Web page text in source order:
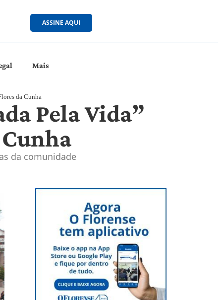
ASSINE AQUI
Mais
da Cunha
Pela Vida”
da comunidade